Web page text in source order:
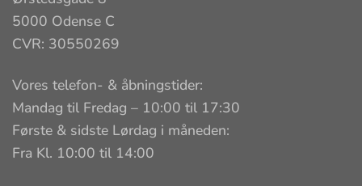
5000 Odense C
CVR: 30550269
Vores telefon- & åbningstider:
Mandag til Fredag – 10:00 til 17:30
Første & sidste Lørdag i måneden:
Fra Kl. 10:00 til 14:00